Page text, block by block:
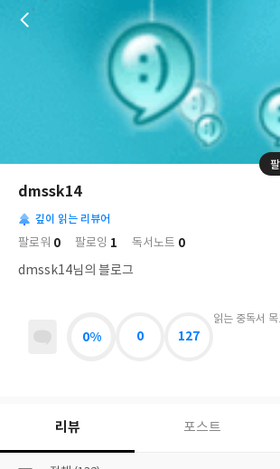
dmssk14
님
의
사
락
깊이 읽는 리뷰어
팔로워 0 팔로잉 1 독서노트 0
dmssk14님의 블로그
읽는 중독서
0% 0 127
리뷰 포스트